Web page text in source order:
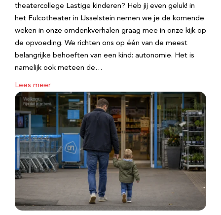
theatercollege Lastige kinderen? Heb jij even geluk! in
het Fulcotheater in IJsselstein nemen we je de komende
weken in onze omdenkverhalen graag mee in onze kijk op
de opvoeding. We richten ons op één van de meest
belangrijke behoeften van een kind: autonomie. Het is
namelijk ook meteen de…
Lees meer